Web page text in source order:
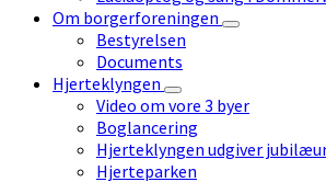
Om borgerforeningen
Bestyrelsen
Documents
Hjerteklyngen
Video om vore 3 byer
Boglancering
Hjerteklyngen udgiver
Hjerteparken